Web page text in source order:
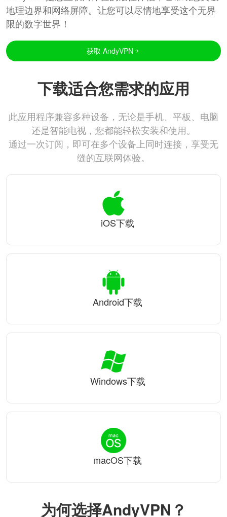
地理边界和网络屏障。让您可以尽情地享受这个无界
限的数字世界！
获取 AndyVPN
为何选择AndyVPN？
下载适合您需求的应用
此应用程序兼容多种设备，无论是手机、平板、电脑
还是智能电视，您都能轻松安装和使用。
通过一次订阅，即可在多个设备上同时连接，享受无
缝的互联网体验。
iOS下载
Android下载
Windows下载
macOS下载